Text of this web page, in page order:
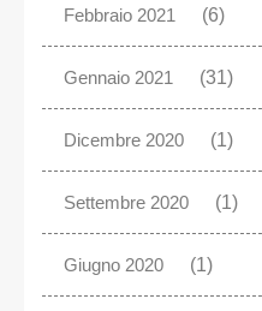
Febbraio 2021 (6)
Gennaio 2021 (31)
Dicembre 2020 (1)
Settembre 2020 (1)
Giugno 2020 (1)